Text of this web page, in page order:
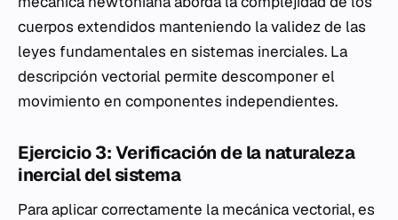
cuerpos extendidos manteniendo la validez de las
leyes fundamentales en sistemas inerciales. La
descripción vectorial permite descomponer el
movimiento en componentes independientes.
Ejercicio 3: Verificación de la naturaleza
inercial del sistema
Para aplicar correctamente la mecánica vectorial, es